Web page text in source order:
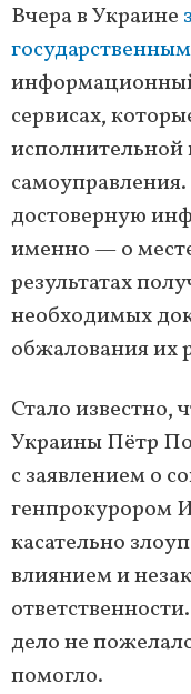
Вчера в Украине
сервисах,
исполнительной
достоверную
именно — о
результатах
необходимых
обжалования их
Стало известно,
Украины Пётр
с заявлением о
генпрокурором
касательно
влиянием и
дело не
помогло.